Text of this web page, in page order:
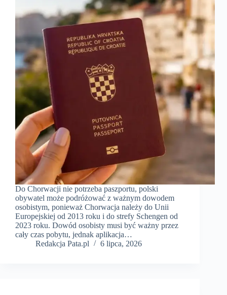
Do Chorwacji nie potrzeba paszportu, polski
obywatel może podróżować z ważnym dowodem
osobistym, ponieważ Chorwacja należy do Unii
Europejskiej od 2013 roku i do strefy Schengen od
2023 roku. Dowód osobisty musi być ważny przez
cały czas pobytu, jednak aplikacja…
Redakcja Pata.pl
6 lipca, 2026